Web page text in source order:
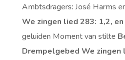
Ambtsdragers: José Harms
We zingen lied 283: 1,2, en
geluiden Moment van stilte
Drempelgebed We zingen